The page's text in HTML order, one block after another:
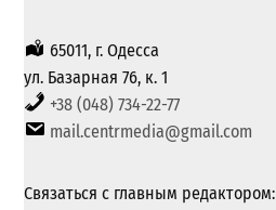
65011, г. Одесса
ул. Базарная 76, к. 1
+38 (048) 734-22-77
mail.centrmedia@gmail.com
Связаться с главным редактором: